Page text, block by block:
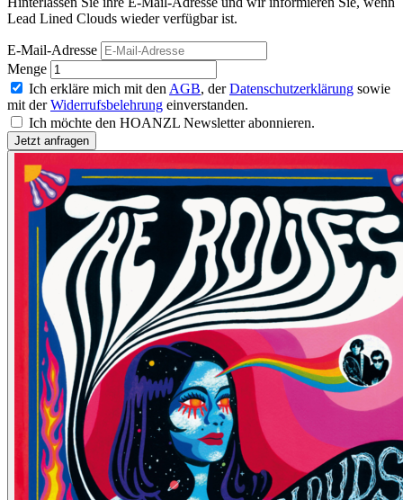
Lead Lined Clouds wieder verfügbar ist.
E-Mail-Adresse
Menge
Ich erkläre mich mit den AGB, derDatenschutzerklärung sowie
mit derWiderrufsbelehrung einverstanden.
Ich möchte den HOANZL Newsletter abonnieren.